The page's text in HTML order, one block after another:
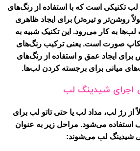
لب تکنیکی است که با استفاده از رنگ‌های
روشن‌تر و تیره‌تر) برای ایجاد ظاهری
به کار می‌رود. این تکنیک شبیه به
صورت است. یعنی ترکیب رنگ‌های
برای ایجاد عمق و استفاده از رنگ‌های
میانی برای برجسته کردن لب‌ها.
اجرای شیدینگ لب
از رژ لب، مداد لب یا حتی تاتو لب برای
استفاده می‌شود. مراحل زیر به عنوان
شیدینگ لب می‌شوند: